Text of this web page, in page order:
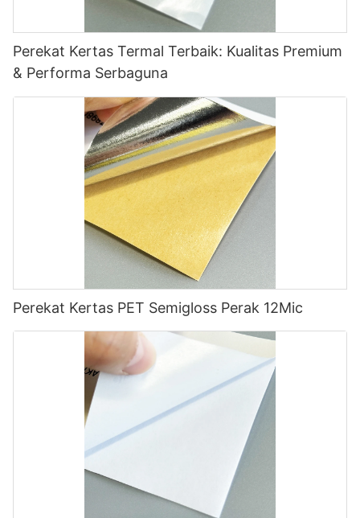
Perekat Kertas Termal Terbaik: Kualitas Premium
& Performa Serbaguna
Perekat Kertas PET Semigloss Perak 12Mic